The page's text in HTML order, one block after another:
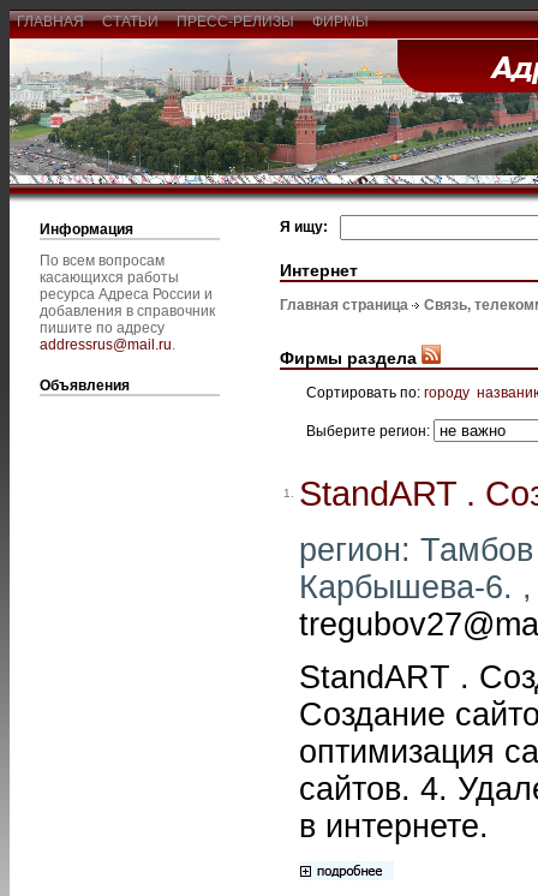
ГЛАВНАЯ СТАТЬИ ПРЕСС-РЕЛИЗЫ ФИРМЫ
Информация
По всем вопросам
касающихся работы
ресурса Адреса России и
добавления в справочник
пишите по адресу
addressrus@mail.ru.
Объявления
Я ищу:
Интернет
Главная страница Связь,
Фирмы раздела
Сортировать по: городу
Выберите регион:
1. StandART .
регион:
Карбышева-6. ,
StandART .
Создание
оптимизация
сайтов. 4.
в интернете.